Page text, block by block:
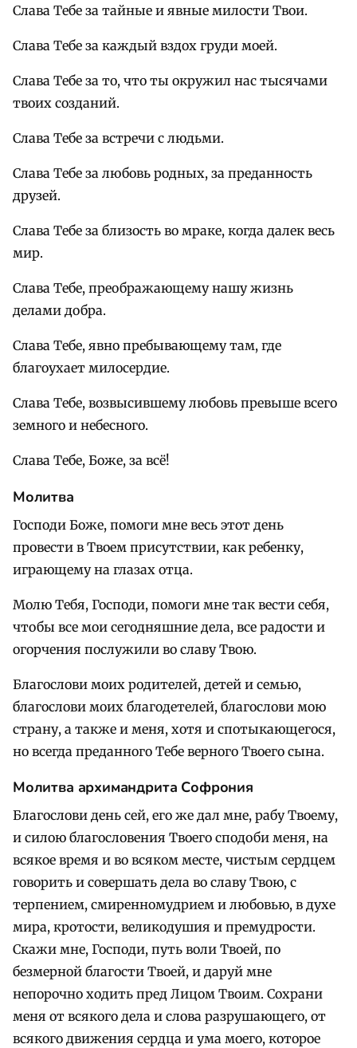
Слава Тебе за тайные и явные милости Твои.
Слава Тебе за каждый вздох груди моей.
Слава Тебе за то, что ты окружил нас тысячами
твоих созданий.
Слава Тебе за встречи с людьми.
Слава Тебе за любовь родных, за преданность
друзей.
Слава Тебе за близость во мраке, когда далек весь
мир.
Слава Тебе, преображающему нашу жизнь
делами добра.
Слава Тебе, явно пребывающему там, где
благоухает милосердие.
Слава Тебе, возвысившему любовь превыше всего
земного и небесного.
Слава Тебе, Боже, за всё!
Молитва
Господи Боже, помоги мне весь этот день
провести в Твоем присутствии, как ребенку,
играющему на глазах отца.
Молю Тебя, Господи, помоги мне так вести себя,
чтобы все мои сегодняшние дела, все радости и
огорчения послужили во славу Твою.
Благослови моих родителей, детей и семью,
благослови моих благодетелей, благослови мою
страну, а также и меня, хотя и спотыкающегося,
но всегда преданного Тебе верного Твоего сына.
Молитва архимандрита Софрония
Благослови день сей, его же дал мне, рабу Твоему,
и силою благословения Твоего сподоби меня, на
всякое время и во всяком месте, чистым сердцем
говорить и совершать дела во славу Твою, с
терпением, смиренномудрием и любовью, в духе
мира, кротости, великодушия и премудрости.
Скажи мне, Господи, путь воли Твоей, по
безмерной благости Твоей, и даруй мне
непорочно ходить пред Лицом Твоим. Сохрани
меня от всякого дела и слова разрушающего, от
всякого движения сердца и ума моего, которое